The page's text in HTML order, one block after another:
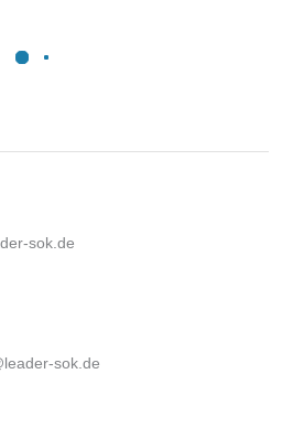
sok.de
sok.de